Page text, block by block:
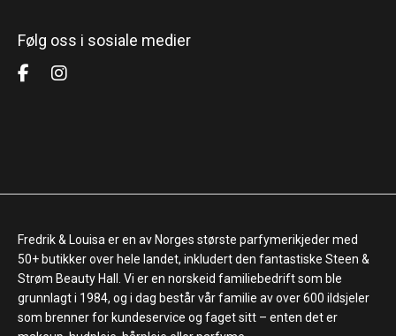
Følg oss i sosiale medier
Fredrik & Louisa er en av Norges største parfymerikjeder med
50+ butikker over hele landet, inkludert den fantastiske Steen &
Strøm Beauty Hall. Vi er en norskeid familiebedrift som ble
grunnlagt i 1984, og i dag består vår familie av over 600 ildsjeler
som brenner for kundeservice og faget sitt – enten det er